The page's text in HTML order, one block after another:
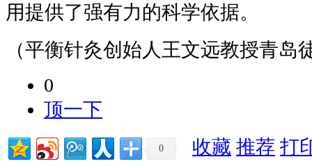
用提供了强有力的科学依据。
（平衡针灸创始人王文远教授青岛
0
顶一下
0 收藏 推荐 打